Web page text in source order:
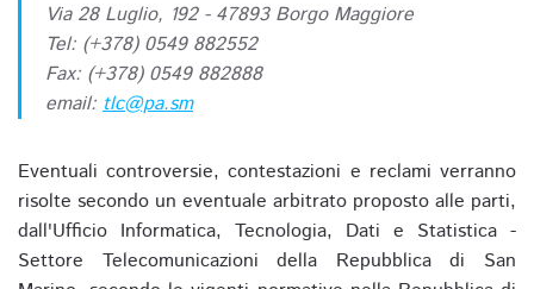
Via 28 Luglio, 192 - 47893 Borgo Maggiore
Tel: (+378) 0549 882552
Fax: (+378) 0549 882888
email: tlc@pa.sm
Eventuali controversie, contestazioni e reclami verranno
risolte secondo un eventuale arbitrato proposto alle parti,
dall'Ufficio Informatica, Tecnologia, Dati e Statistica -
Settore Telecomunicazioni della Repubblica di San